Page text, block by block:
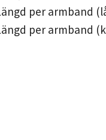
per armband
per armband